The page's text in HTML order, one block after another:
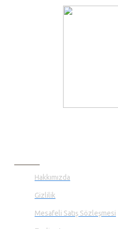
Vücudumuzun yapısını;
Hakkımızda
Gizlilik
Mesafeli Satış Sözleşmesi